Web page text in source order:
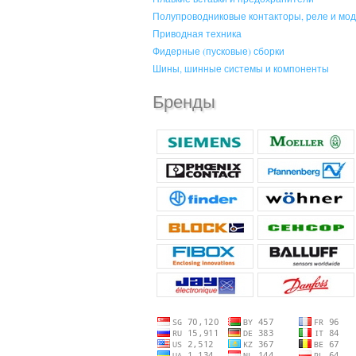
Полупроводниковые контакторы, реле и
Приводная техника
Фидерные (пусковые) сборки
Шины, шинные системы и компоненты
Бренды